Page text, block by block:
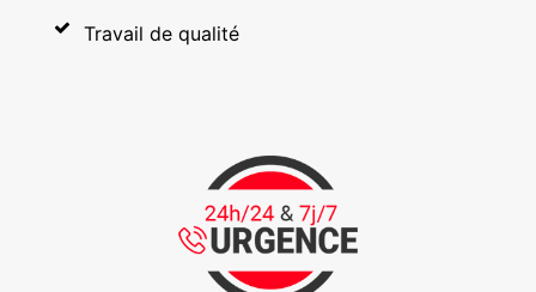
Travail de qualité